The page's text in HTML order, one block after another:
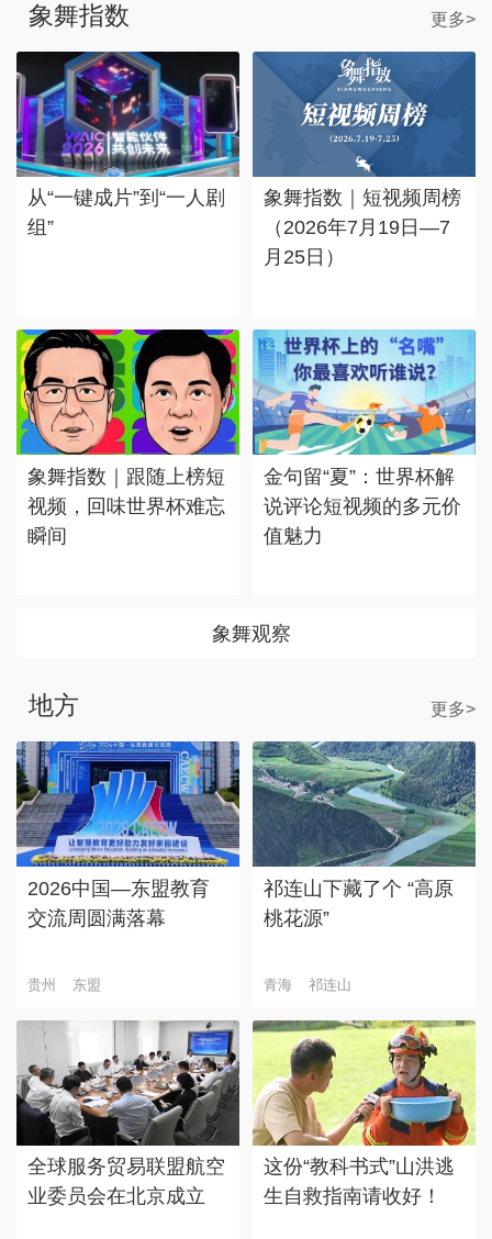
象舞指数 更多>
从“一键成片”到“一人剧
组”
象舞指数｜短视频周榜
（2026年7月19日—7
月25日）
象舞指数｜跟随上榜短
视频，回味世界杯难忘
瞬间
金句留“夏”：世界杯解
说评论短视频的多元价
值魅力
象舞观察
地方 更多>
2026中国—东盟教育
交流周圆满落幕
贵州 东盟
祁连山下藏了个 “高原
桃花源”
青海 祁连山
全球服务贸易联盟航空
业委员会在北京成立
这份“教科书式”山洪逃
生自救指南请收好！